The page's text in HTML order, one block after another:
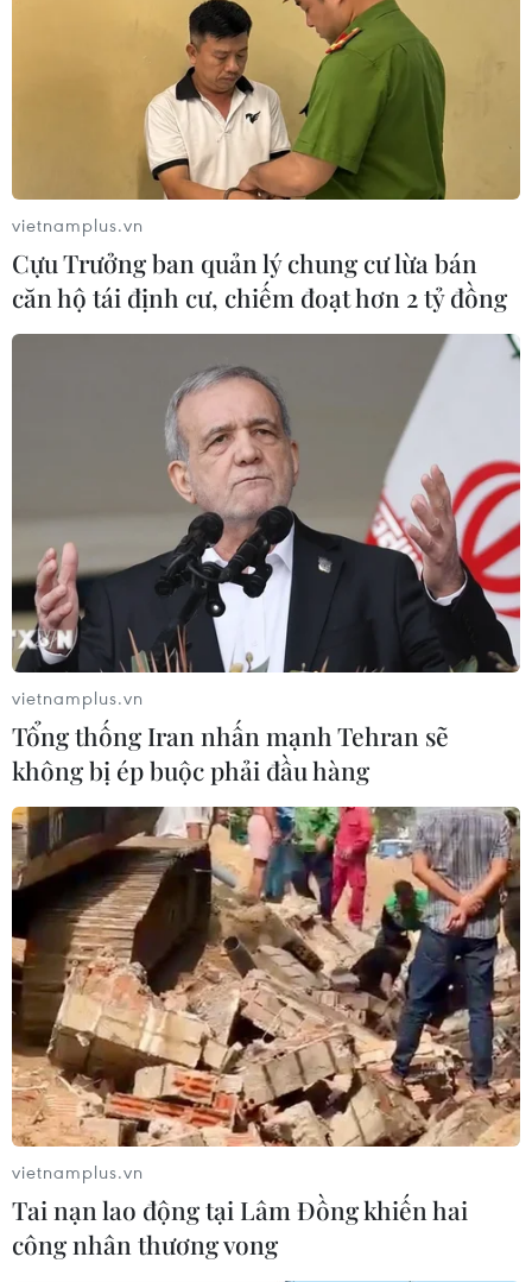
vietnamplus.vn
Cựu Trưởng ban quản lý chung cư lừa bán
căn hộ tái định cư, chiếm đoạt hơn 2 tỷ đồng
vietnamplus.vn
Tổng thống Iran nhấn mạnh Tehran sẽ
không bị ép buộc phải đầu hàng
vietnamplus.vn
Tai nạn lao động tại Lâm Đồng khiến hai
công nhân thương vong